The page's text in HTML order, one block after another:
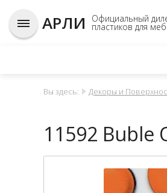
АРЛИ Официальный
пластиков для
Вы здесь: Декоры и
11592 Buble